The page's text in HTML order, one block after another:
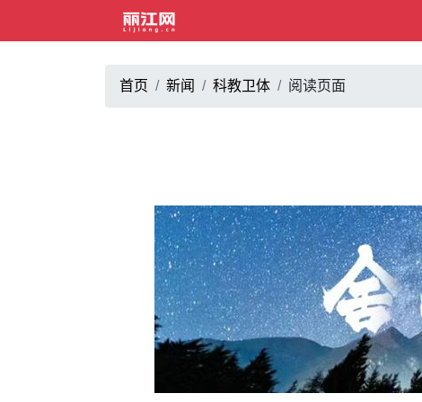
首页 新闻 科教卫体 阅读页面